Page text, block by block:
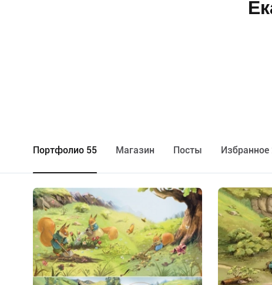
Портфолио 55 Maгазин Посты Избранное